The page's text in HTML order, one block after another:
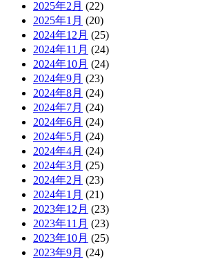
2025年2月 (22)
2025年1月 (20)
2024年12月 (25)
2024年11月 (24)
2024年10月 (24)
2024年9月 (23)
2024年8月 (24)
2024年7月 (24)
2024年6月 (24)
2024年5月 (24)
2024年4月 (24)
2024年3月 (25)
2024年2月 (23)
2024年1月 (21)
2023年12月 (23)
2023年11月 (23)
2023年10月 (25)
2023年9月 (24)